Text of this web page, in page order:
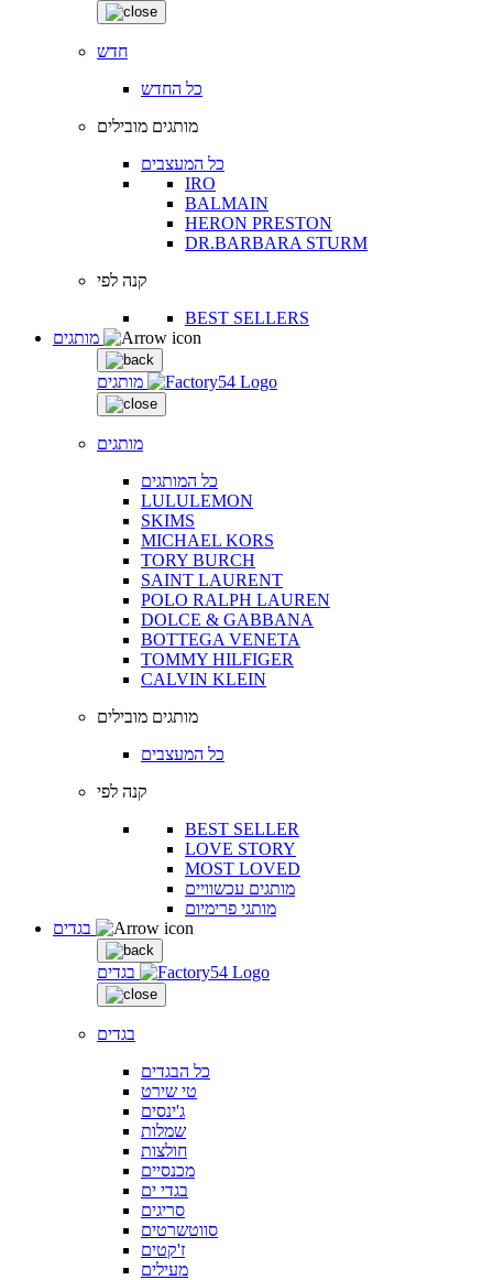
חדש
כל החדש
מותגים מובילים
כל המעצבים
IRO
BALMAIN
HERON PRESTON
DR.BARBARA STURM
קנה לפי
BEST SELLERS
מותגים
מותגים
כל המותגים
LULULEMON
SKIMS
MICHAEL KORS
TORY BURCH
SAINT LAURENT
POLO RALPH LAUREN
DOLCE & GABBANA
BOTTEGA VENETA
TOMMY HILFIGER
CALVIN KLEIN
מותגים מובילים
כל המעצבים
קנה לפי
BEST SELLER
LOVE STORY
MOST LOVED
מותגים עכשוויים
מותגי פרימיום
בגדים
בגדים
כל הבגדים
טי שירט
ג'ינסים
שמלות
חולצות
מכנסיים
בגדי ים
סריגים
סווטשרטים
ז'קטים
מעילים